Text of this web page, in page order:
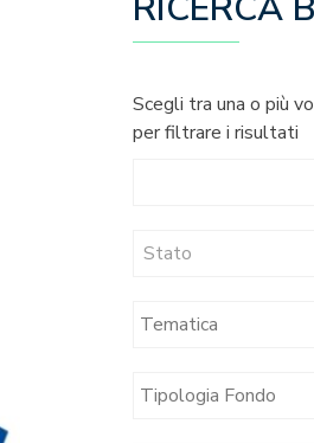
Scegli tra una o più
per filtrare i risultati
Stato